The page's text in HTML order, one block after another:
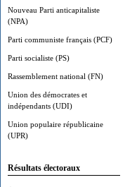
Nouveau Parti anticapitaliste
(NPA)
Parti communiste français (PCF)
Parti socialiste (PS)
Rassemblement national (FN)
Union des démocrates et
indépendants (UDI)
Union populaire républicaine
(UPR)
Résultats électoraux